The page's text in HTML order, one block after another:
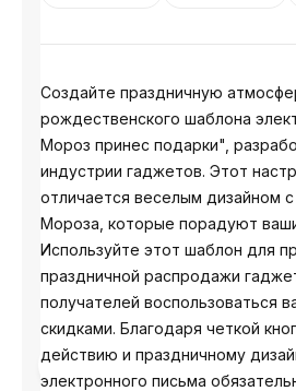
Разработано
Создайте праздничную
рождественского шаблона
Мороз принес подарки",
индустрии гаджетов. Этот
отличается веселым дизайном
Мороза, которые порадуют
Используйте этот шаблон для
праздничной распродажи
получателей воспользоваться
скидками. Благодаря четкой
действию и праздничному
электронного письма